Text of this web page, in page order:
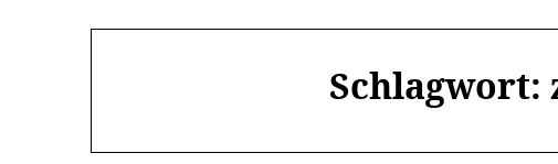
Schlagwort: